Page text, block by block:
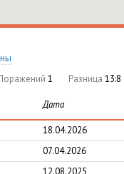
1 Разница 13:8
Дата
18.04.2026
07.04.2026
12.08.2025